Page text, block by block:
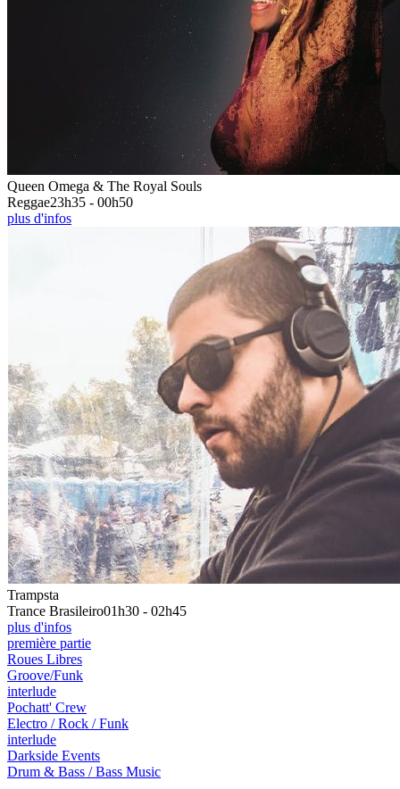
Queen Omega & The Royal Souls
Reggae23h35 - 00h50
plus d'infos
Trampsta
Trance Brasileiro01h30 - 02h45
plus d'infos
première partie
Roues Libres
Groove/Funk
interlude
Pochatt' Crew
Electro / Rock / Funk
interlude
Darkside Events
Drum & Bass / Bass Music